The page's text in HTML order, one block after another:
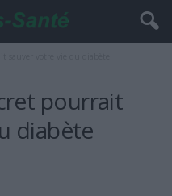
pourrait
diabète